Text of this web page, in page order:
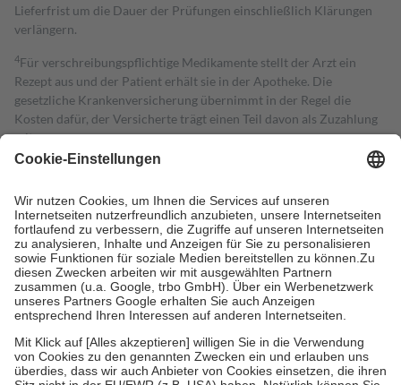
Lieferfrist um die Dauer der Prüfungen einschließlich Klärungen
verlängern.
4Für verschreibungspflichtige Medikamente stellt der Arzt ein
Rezept aus und der Patient erhält sie in der Apotheke. Die
gesetzliche Krankenversicherung übernimmt in der Regel die
Kosten dafür, der Versicherte trägt einen Teil davon als Zuzahlung
mit.
Grundsätzlich leisten Mitglieder Zuzahlungen in Höhe von zehn
höchstens zehn Euro.
Es sind jedoch nie mehr als die tatsächlichen
Kosten der Leistung zu entrichten.
Diese Regeln gelten grundsätzlich auch für Online-Apotheken.
Bei Heilmitteln und häuslicher Krankenpflege beträgt die
Zuzahlung zehn Prozent der Kosten sowie zehn Euro je
Verordnung.
Um das Engagement der Versicherten für ihre eigene Gesundheit zu
stärken und die besondere Stellung der Familie zu unterstützen,
fallenkeine Zuzahlungenan bei:
• Kindern und Jugendlichen bis zum vollendeten 18. Lebensjahr
mit Ausnahme der Fahrkosten